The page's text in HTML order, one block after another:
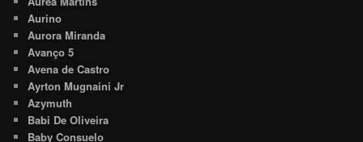
Aurino
Aurora Miranda
Avanço 5
Avena de Castro
Ayrton Mugnaini Jr
Azymuth
Babi De Oliveira
Baby Consuelo